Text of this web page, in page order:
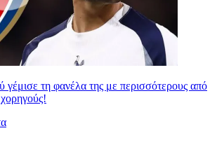
τη φανέλα της με περισσότερους από